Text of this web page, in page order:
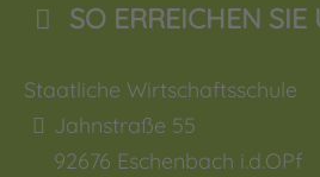
SO ERREICHEN SIE
Staatliche Wirtschaftsschule
Jahnstraße 55
92676 Eschenbach i.d.OPf